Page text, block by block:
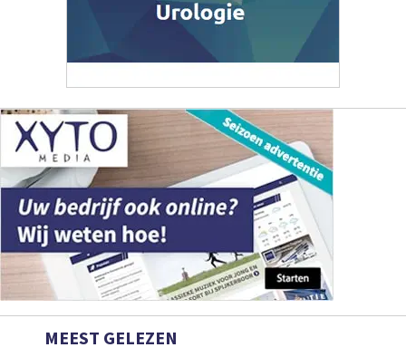
MEEST GELEZEN